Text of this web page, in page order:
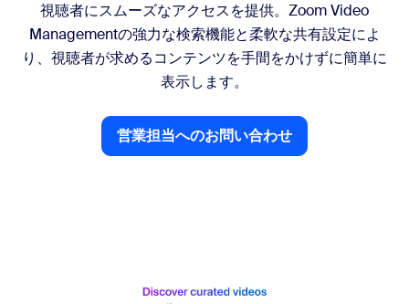
視聴者にスムーズなアクセスを提供。Zoom Video
Managementの強力な検索機能と柔軟な共有設定によ
り、視聴者が求めるコンテンツを手間をかけずに簡単に
表示します。
営業担当へのお問い合わせ
営業担当へのお問い合わせ